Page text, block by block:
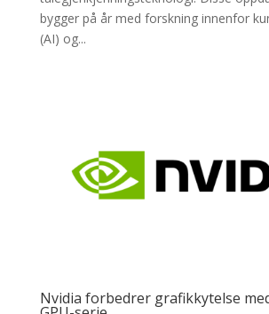
bygger på år med forskning innenfor
(AI) og...
Nvidia forbedrer grafikkytelse